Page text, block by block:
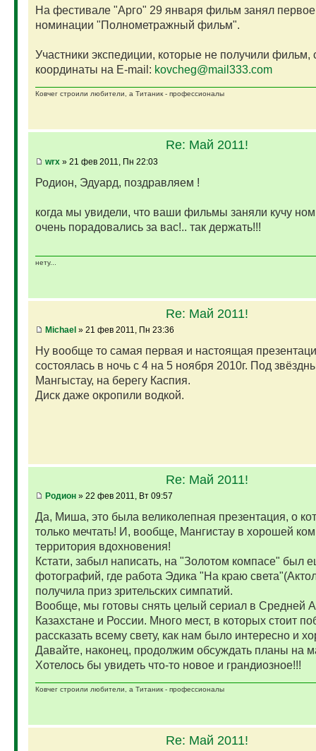
На фестивале "Арго" 29 января фильм занял
номинации "Полнометражный фильм".
Участники экспедиции, которые не получили фильм,
координаты на E-mail: kovcheg@mail333.com
Ковчег строили любители, а Титаник - профессионалы
Re: Май 2011!
wrx» 21 фев 2011, Пн 22:03
Родион, Эдуард, поздравляем !
когда мы увидели, что ваши фильмы заняли кучу
очень порадовались за вас!.. так держать!!!
нету...
Re: Май 2011!
Michael » 21 фев 2011, Пн 23:36
Ну вообще то самая первая и настоящая
состоялась в ночь с 4 на 5 ноября 2010г. Под
Мангыстау, на берегу Каспия.
Диск даже окропили водкой.
Re: Май 2011!
Родион» 22 фев 2011, Вт 09:57
Да, Миша, это была великолепная презентация, о
только мечтать! И, вообще, Мангистау в хорошей
территория вдохновения!
Кстати, забыл написать, на "Золотом компасе" был
фотографий, где работа Эдика "На краю
получила приз зрительских симпатий.
Вообще, мы готовы снять целый сериал в Средней
Казахстане и России. Много мест, в которых стоит
рассказать всему свету, как нам было интересно и
Давайте, наконец, продолжим обсуждать планы на
Хотелось бы увидеть что-то новое и грандиозное!!!
Ковчег строили любители, а Титаник - профессионалы
Re: Май 2011!